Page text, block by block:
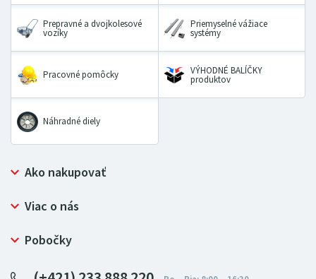
Prepravné a dvojkolesové
vozíky
Priemyselné vážiace
systémy
Pracovné pomôcky VÝHODNÉ BALÍČKY
produktov
Náhradné diely
Ako nakupovať
Prečo nakupovať u LUGERO
Ochrana osobných údajov
Viac o nás
Bezpečný nákup
Certifikát NATUR-PACK
Pre predajcov
Pobočky